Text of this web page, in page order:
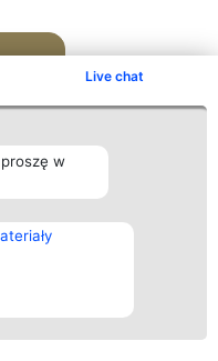
Live chat
w
Kontakt
Kontakt